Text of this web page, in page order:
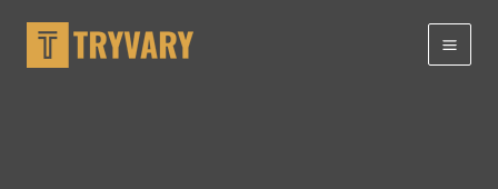
contenuto